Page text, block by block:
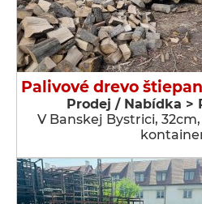
Palivové drevo
Prodej / Nabídka >
V Banskej Bystrici,